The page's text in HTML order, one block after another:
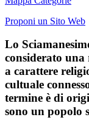
Proponi un Sito Web
Lo
considerato
a carattere
cultuale
termine è di
sono un popolo